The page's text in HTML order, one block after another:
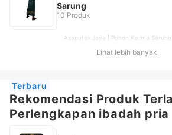
Sarung
10 Produk
Asaputex Jaya | Pohon Korma
Sarung Mangga Polos Hitam |
Lihat lebih banyak
Terbaru
Rekomendasi Produk
Perlengkapan ibadah pria